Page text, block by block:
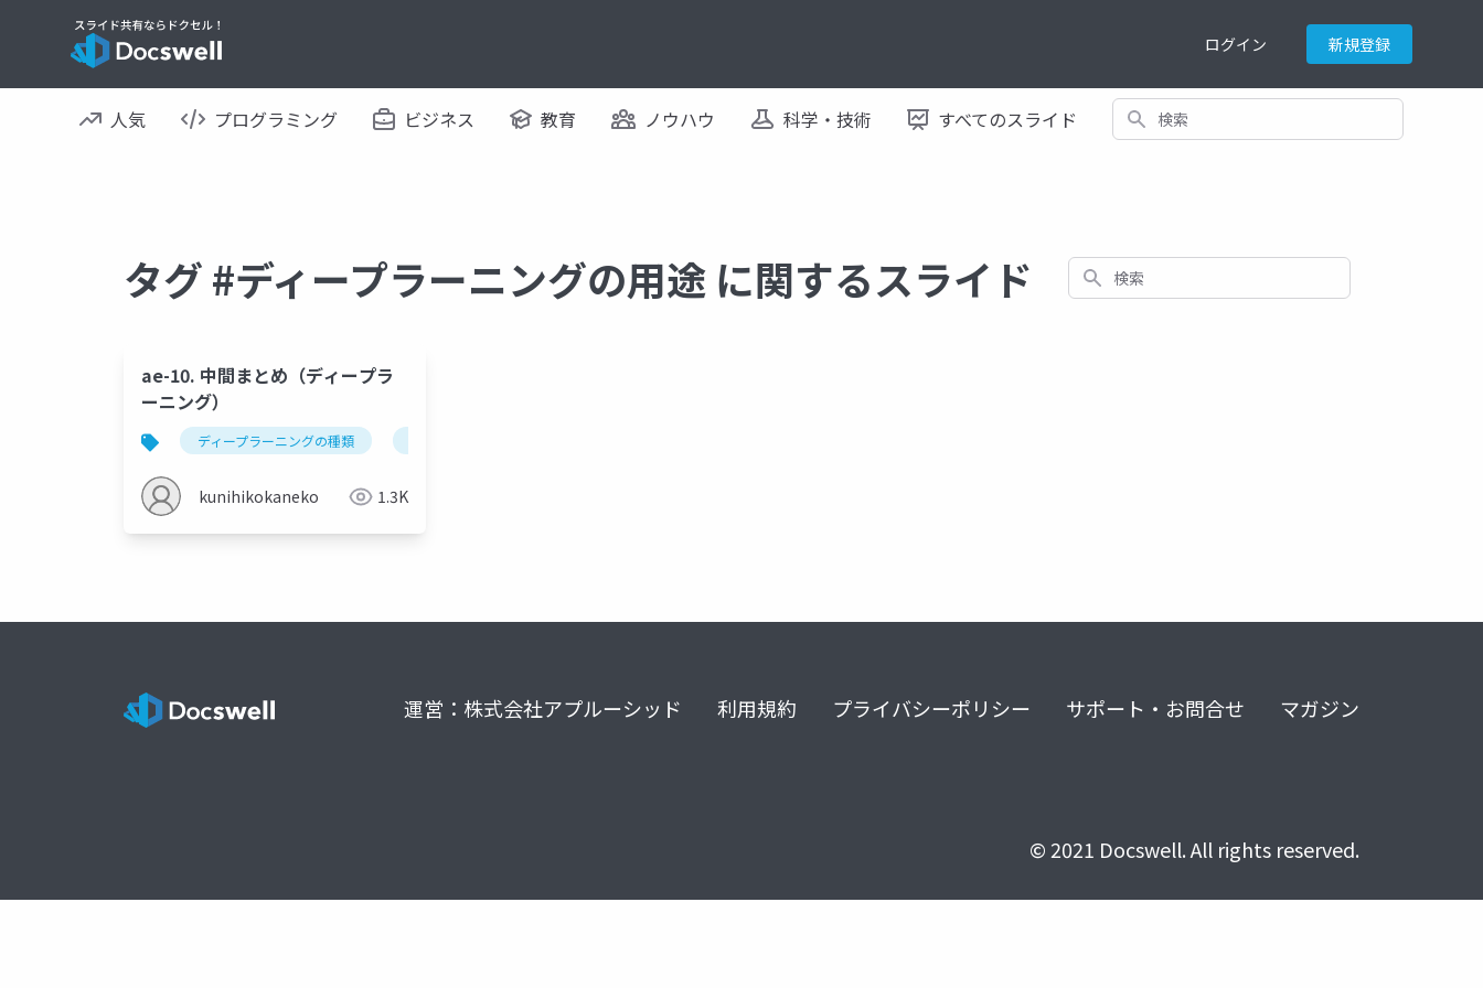
ログイン 新規登録
人気 プログラミング ビジネス 教育 ノウハウ 科学・技術 すべてのスライド 検索
タグ #ディープラーニングの用途 に関するスライド 検索
ae-10. 中間まとめ（ディープラ
ーニング）
ディープラーニングの種類
kunihikokaneko 1.3K
運営：株式会社アプルーシッド 利用規約 プライバシーポリシー サポート・お問合せ マガジン
© 2021 Docswell. All rights reserved.